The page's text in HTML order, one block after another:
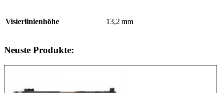
Visierlinienhöhe 13,2 mm
Neuste Produkte: